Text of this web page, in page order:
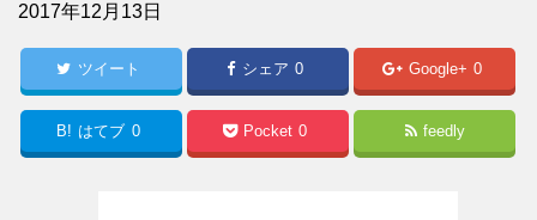
2017年12月13日
ツイート シェア 0 Google+ 0
B! はてブ 0 Pocket 0 feedly